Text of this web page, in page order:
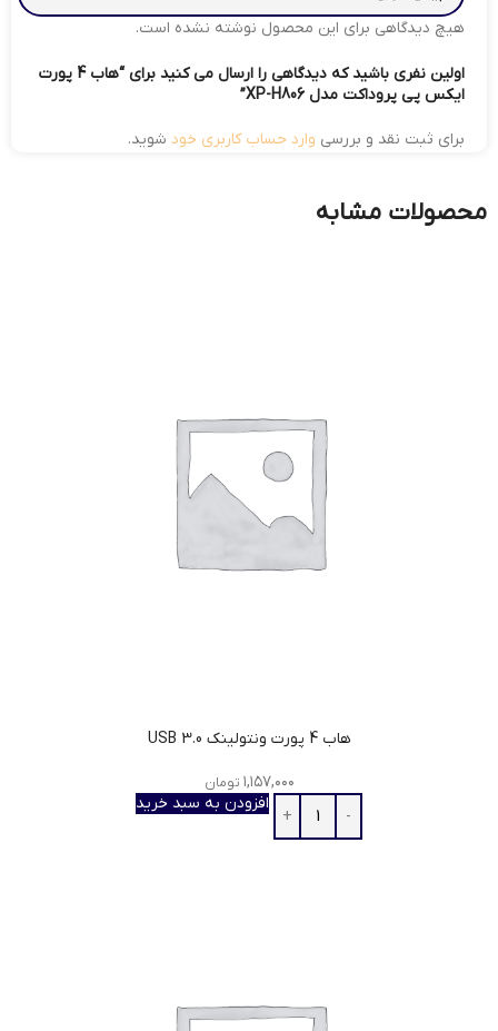
هیچ دیدگاهی برای این محصول نوشته نشده است.
اولین نفری باشید که دیدگاهی را ارسال می کنید برای “هاب 4 پورت
ایکس پی پروداکت مدل XP-H806”
برای ثبت نقد و بررسی وارد حساب کاربری خود شوید.
محصولات مشابه
هاب 4 پورت ونتولینک USB 3.0
۱,۱۵۷,۰۰۰ تومان
افزودن به سبد خرید